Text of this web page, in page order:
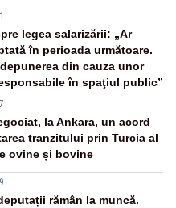
legea salarizării: „Ar
în perioada următoare.
din cauza unor
în spaţiul public”
la Ankara, un acord
tranzitului prin Turcia al
ovine și bovine
rămân la muncă.